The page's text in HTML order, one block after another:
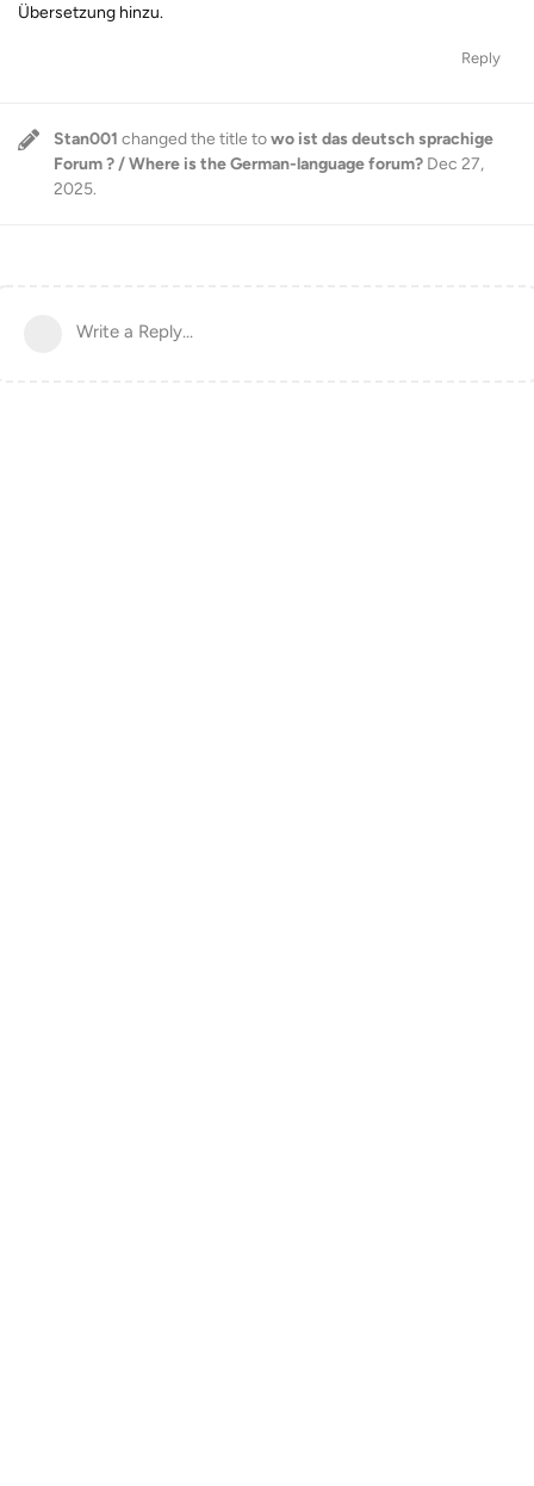
Übersetzung hinzu.
Reply
Stan001 changed the title towo ist das deutsch sprachige
Forum ? / Where is the German-language forum? Dec 27,
2025.
Write a Reply...